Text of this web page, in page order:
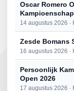
Oscar Romero
14 augustus 2026 ·
Zesde Bomans
16 augustus 2026 ·
Persoonlijk
Open 2026
17 augustus 2026 ·